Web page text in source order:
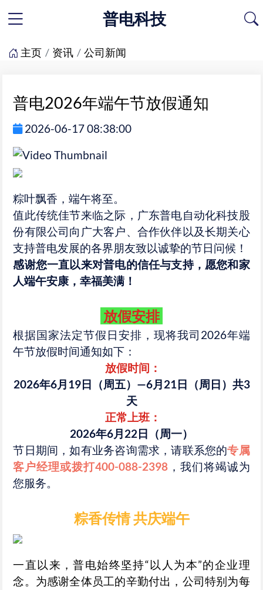
普电科技
主页 资讯 公司新闻
普电2026年端午节放假通知
2026-06-17 08:38:00
粽叶飘香，端午将至。
值此传统佳节来临之际，广东普电自动化科技股
份有限公司向广大客户、合作伙伴以及长期关心
支持普电发展的各界朋友致以诚挚的节日问候！
感谢您一直以来对普电的信任与支持，愿您和家
人端午安康，幸福美满！
放假安排
根据国家法定节假日安排，现将我司2026年端
午节放假时间通知如下：
放假时间：
2026年6月19日（周五）—6月21日（周日） 共3
天
正常上班：
2026年6月22日（周一）
节日期间，如有业务咨询需求，请联系您的专属
客户经理或拨打400-088-2398 ，我们将竭诚为
您服务。
粽香传情 共庆端午
一直以来，普电始终坚持“以人为本”的企业理
念。为感谢全体员工的辛勤付出，公司特别为每